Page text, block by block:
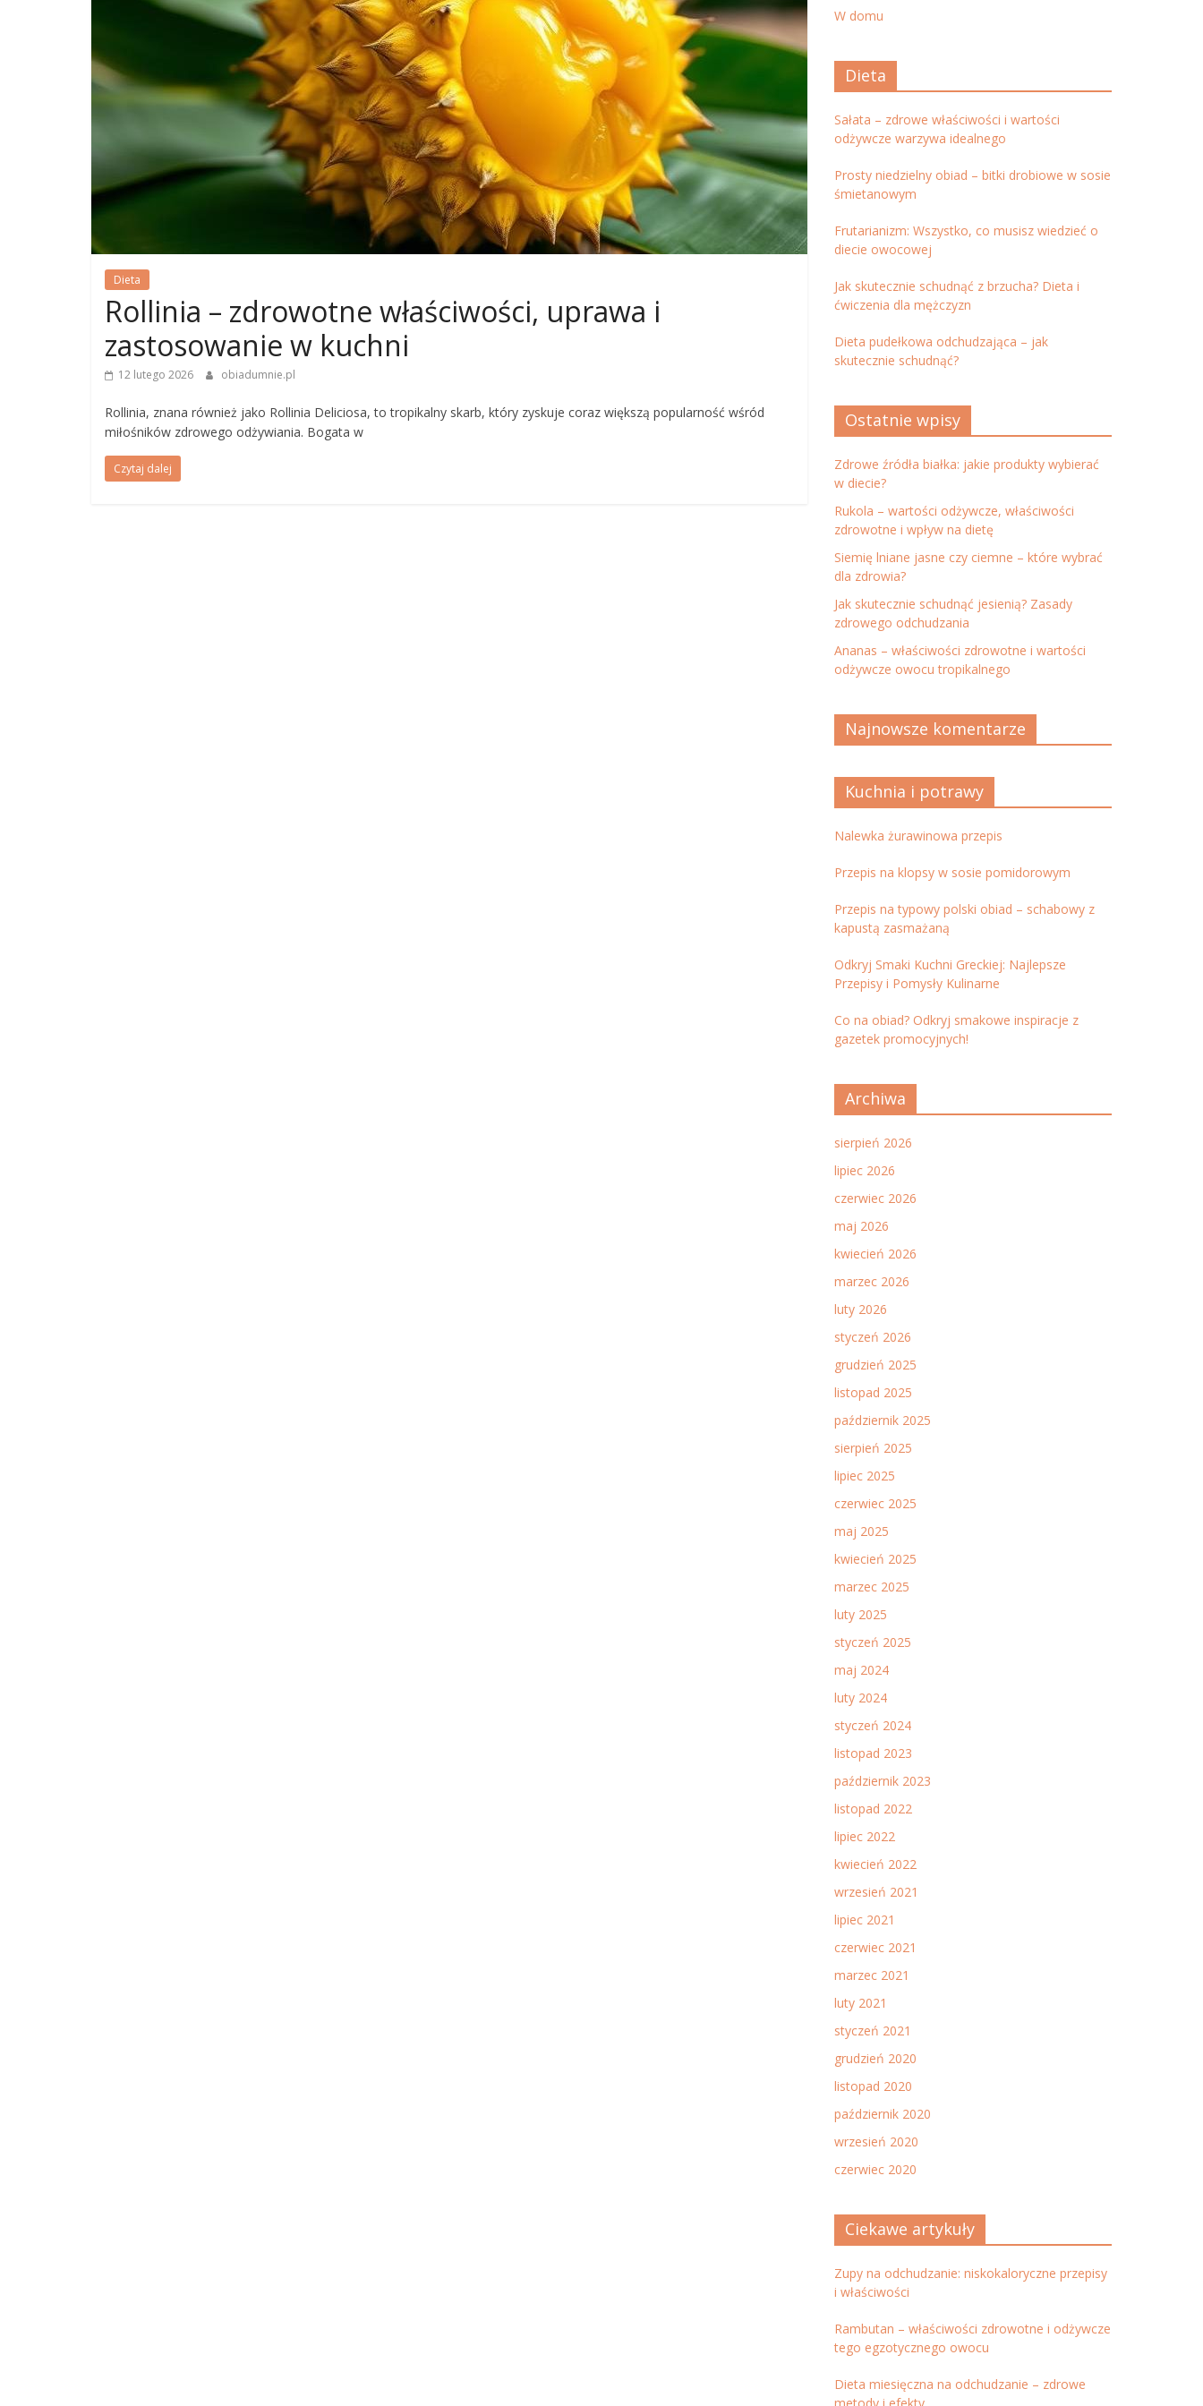
Dieta
Rollinia – zdrowotne właściwości, uprawa i
zastosowanie w kuchni
12 lutego 2026 obiadumnie.pl
Rollinia, znana również jako Rollinia Deliciosa, to tropikalny skarb, który zyskuje coraz większą popularność wśród
miłośników zdrowego odżywiania. Bogata w
Czytaj dalej
W domu
Dieta
Sałata – zdrowe właściwości i wartości
odżywcze warzywa idealnego
Prosty niedzielny obiad – bitki drobiowe w sosie
śmietanowym
Frutarianizm: Wszystko, co musisz wiedzieć o
diecie owocowej
Jak skutecznie schudnąć z brzucha? Dieta i
ćwiczenia dla mężczyzn
Dieta pudełkowa odchudzająca – jak
skutecznie schudnąć?
Ostatnie wpisy
Zdrowe źródła białka: jakie produkty wybierać
w diecie?
Rukola – wartości odżywcze, właściwości
zdrowotne i wpływ na dietę
Siemię lniane jasne czy ciemne – które wybrać
dla zdrowia?
Jak skutecznie schudnąć jesienią? Zasady
zdrowego odchudzania
Ananas – właściwości zdrowotne i wartości
odżywcze owocu tropikalnego
Najnowsze komentarze
Kuchnia i potrawy
Nalewka żurawinowa przepis
Przepis na klopsy w sosie pomidorowym
Przepis na typowy polski obiad – schabowy z
kapustą zasmażaną
Odkryj Smaki Kuchni Greckiej: Najlepsze
Przepisy i Pomysły Kulinarne
Co na obiad? Odkryj smakowe inspiracje z
gazetek promocyjnych!
Archiwa
sierpień 2026
lipiec 2026
czerwiec 2026
maj 2026
kwiecień 2026
marzec 2026
luty 2026
styczeń 2026
grudzień 2025
listopad 2025
październik 2025
sierpień 2025
lipiec 2025
czerwiec 2025
maj 2025
kwiecień 2025
marzec 2025
luty 2025
styczeń 2025
maj 2024
luty 2024
styczeń 2024
listopad 2023
październik 2023
listopad 2022
lipiec 2022
kwiecień 2022
wrzesień 2021
lipiec 2021
czerwiec 2021
marzec 2021
luty 2021
styczeń 2021
grudzień 2020
listopad 2020
październik 2020
wrzesień 2020
czerwiec 2020
Ciekawe artykuły
Zupy na odchudzanie: niskokaloryczne przepisy
i właściwości
Rambutan – właściwości zdrowotne i odżywcze
tego egzotycznego owocu
Dieta miesięczna na odchudzanie – zdrowe